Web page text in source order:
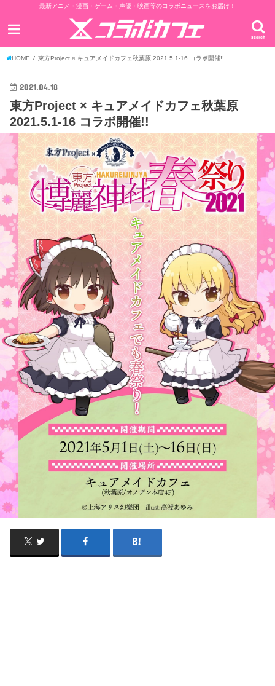
最新アニメ・漫画・ゲーム・声優・映画等のコラボニュースをお届け！
search
HOME 東方Project × キュアメイドカフェ秋葉原 2021.5.1-16 コラボ開催!!
2021.04.18
東方Project × キュアメイドカフェ秋葉原
2021.5.1-16 コラボ開催!!